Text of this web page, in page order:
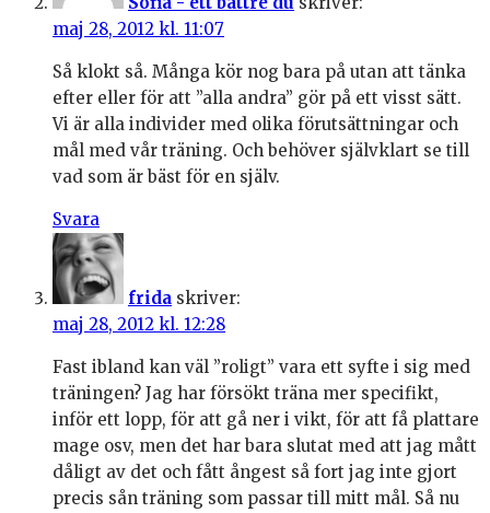
maj 28, 2012 kl. 11:07
Så klokt så. Många kör nog bara på utan att tänka
efter eller för att ”alla andra” gör på ett visst sätt.
Vi är alla individer med olika förutsättningar och
mål med vår träning. Och behöver självklart se till
vad som är bäst för en själv.
Svara
frida skriver:
maj 28, 2012 kl. 12:28
Fast ibland kan väl ”roligt” vara ett syfte i sig med
träningen? Jag har försökt träna mer specifikt,
inför ett lopp, för att gå ner i vikt, för att få plattare
mage osv, men det har bara slutat med att jag mått
dåligt av det och fått ångest så fort jag inte gjort
precis sån träning som passar till mitt mål. Så nu